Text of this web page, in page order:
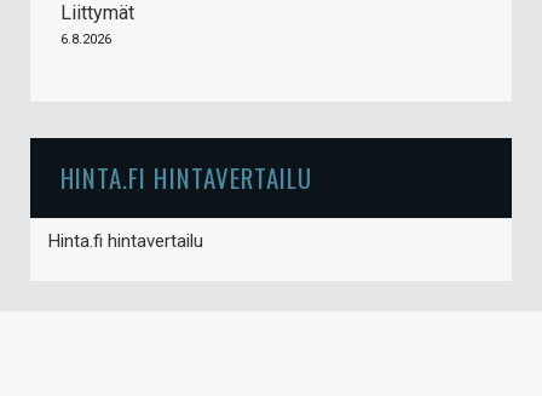
Liittymät
6.8.2026
HINTA.FI HINTAVERTAILU
Hinta.fi hintavertailu